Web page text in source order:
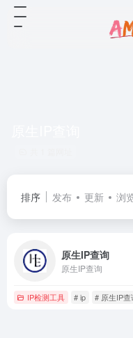
排序 发布 更新 浏
原生IP查询
原生IP查询
IP检测工具 # ip # 原生IP查